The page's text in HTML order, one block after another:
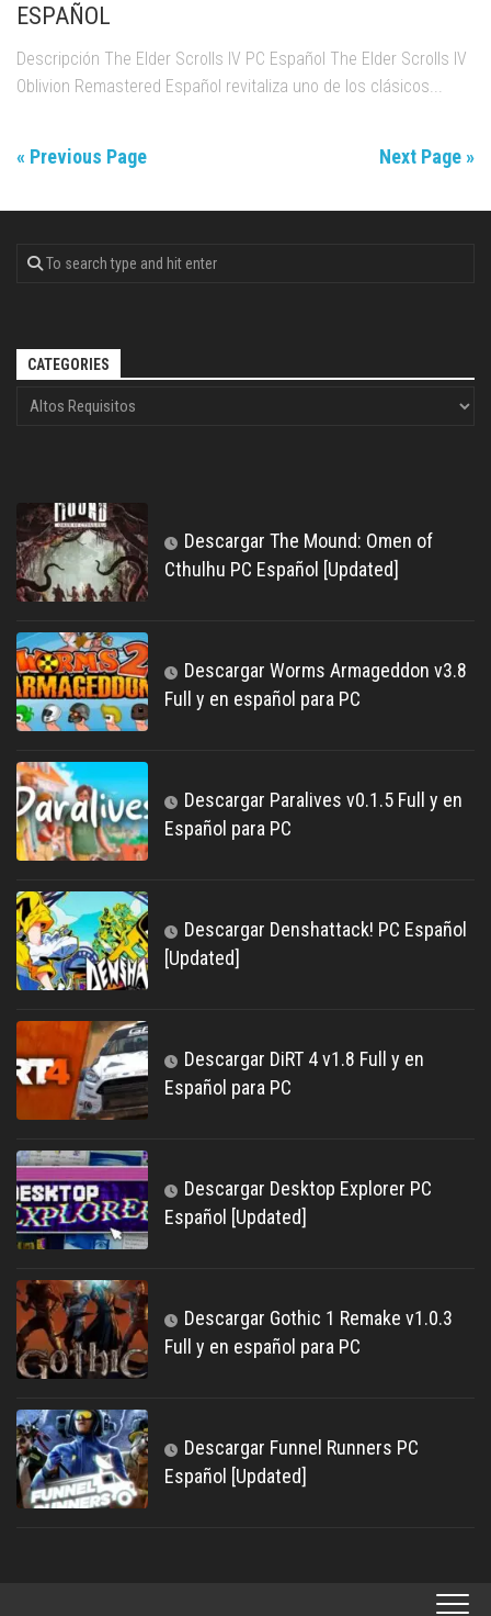
ESPAÑOL
Descripción The Elder Scrolls IV PC Español The Elder Scrolls IV
Oblivion Remastered Español revitaliza uno de los clásicos...
« Previous Page Next Page »
CATEGORIES
Descargar The Mound: Omen of
Cthulhu PC Español [Updated]
Descargar Worms Armageddon v3.8
Full y en español para PC
Descargar Paralives v0.1.5 Full y en
Español para PC
Descargar Denshattack! PC Español
[Updated]
Descargar DiRT 4 v1.8 Full y en
Español para PC
Descargar Desktop Explorer PC
Español [Updated]
Descargar Gothic 1 Remake v1.0.3
Full y en español para PC
Descargar Funnel Runners PC
Español [Updated]